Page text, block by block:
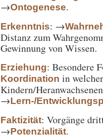
→Ontogenese.
Erkenntnis: →
Distanz zum
Gewinnung von Wissen.
Erziehung: Besondere
Koordination in
Kindern/
→Lern-/
Faktizität: Vorgänge
→Potenzialität.